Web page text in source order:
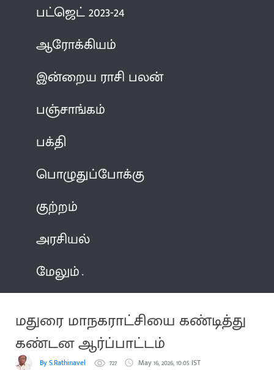
பட்ஜெட் 2023-24
ஆரோக்கியம்
இன்றைய ராசி பலன்
பஞ்சாங்கம்
பக்தி
பொழுதுப்போக்கு
குற்றம்
அரசியல்
மேலும்
மதுரை மாநகராட்சியை கண்டித்து
கண்டன ஆர்ப்பாட்டம்
By S.Rathinavel 727 May 16, 2026, 10:05 IST